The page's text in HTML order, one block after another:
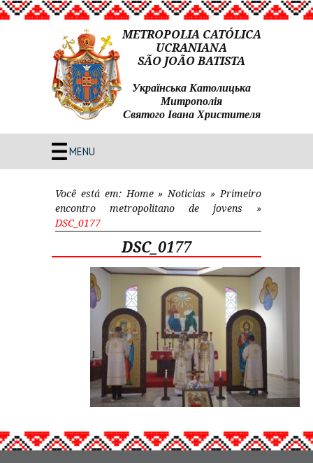
METROPOLIA CATÓLICA
UCRANIANA
SÃO JOÃO BATISTA
Українська Католицька
Митрополія
Святого Івана Христителя
MENU
Você está em: Home» Noticias » Primeiro
encontro metropolitano de jovens »
DSC_0177
DSC_0177